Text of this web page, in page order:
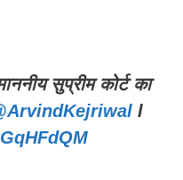
सुप्रीम कोर्ट का
l